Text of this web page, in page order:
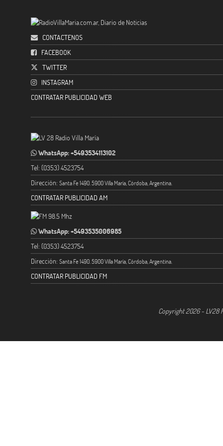
CONTACTENOS
FACEBOOK
TWITTER
INSTAGRAM
CONTRATAR PUBLICIDAD WEB
WhatsApp: +5493534113102
Tel: (0353) 4523754
Dirección: Santa Fe 1490. 5900 Villa María, Córdoba, Argentina.
CONTRATAR PUBLICIDAD AM
WhatsApp: +5493535006985
Tel: (0353) 4523754
Dirección: Santa Fe 1490. 5900 Villa María, Córdoba, Argentina.
CONTRATAR PUBLICIDAD FM
Copyright 2026 - LV28